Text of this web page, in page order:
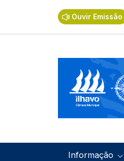
Ouvir Emissão
Informação